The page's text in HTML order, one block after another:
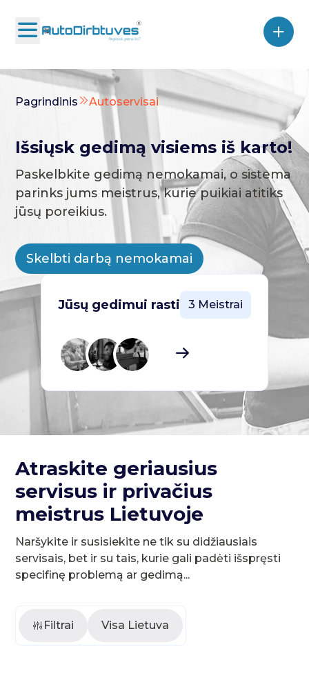
Pagrindinis Autoservisai
Išsiųsk gedimą visiems iš karto!
Paskelbkite gedimą nemokamai, o sistema
parinks jums meistrus, kurie puikiai atitiks
jūsų poreikius.
Skelbti darbą nemokamai
Jūsų gedimui rasti 3 Meistrai
Atraskite geriausius
servisus ir privačius
meistrus Lietuvoje
Naršykite ir susisiekite ne tik su didžiausiais
servisais, bet ir su tais, kurie gali padėti išspręsti
specifinę problemą ar gedimą...
Filtrai Visa Lietuva